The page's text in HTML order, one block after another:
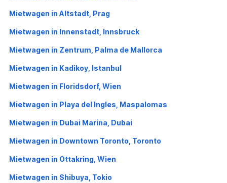
Mietwagen in Altstadt, Prag
Mietwagen in Innenstadt, Innsbruck
Mietwagen in Zentrum, Palma de Mallorca
Mietwagen in Kadikoy, Istanbul
Mietwagen in Floridsdorf, Wien
Mietwagen in Playa del Ingles, Maspalomas
Mietwagen in Dubai Marina, Dubai
Mietwagen in Downtown Toronto, Toronto
Mietwagen in Ottakring, Wien
Mietwagen in Shibuya, Tokio